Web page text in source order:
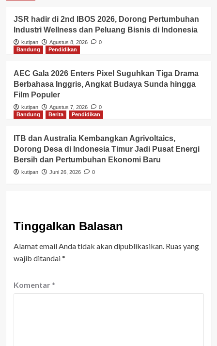
JSR hadir di 2nd IBOS 2026, Dorong Pertumbuhan
Industri Wellness dan Peluang Bisnis di Indonesia
kutipan Agustus 8, 2026
0
Bandung
Pendidikan
AEC Gala 2026 Enters Pixel Suguhkan Tiga Drama
Berbahasa Inggris, Angkat Budaya Sunda hingga
Film Populer
kutipan Agustus 7, 2026
0
Bandung
Berita Pendidikan
ITB dan Australia Kembangkan Agrivoltaics,
Dorong Desa di Indonesia Timur Jadi Pusat Energi
Bersih dan Pertumbuhan Ekonomi Baru
kutipan Juni 26, 2026 0
Tinggalkan Balasan
Alamat email Anda tidak akan dipublikasikan. Ruas yang
wajib ditandai*
Komentar *